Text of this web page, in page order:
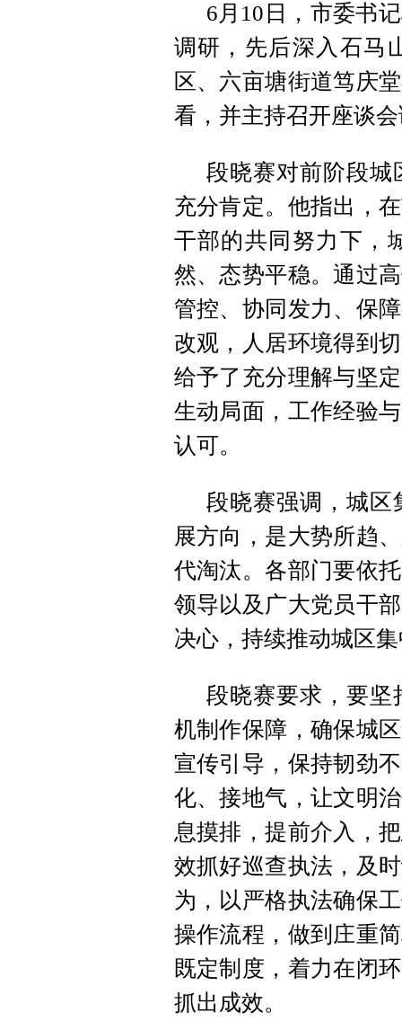
6月10日，市委书
调研，先后深入石马
区、六亩塘街道笃庆
看，并主持召开座谈
段晓赛对前阶段城
充分肯定。他指出，
干部的共同努力下，
然、态势平稳。通过
管控、协同发力、保
改观，人居环境得到
给予了充分理解与坚
生动局面，工作经验
认可。
段晓赛强调，城区
展方向，是大势所趋
代淘汰。各部门要依
领导以及广大党员干
决心，持续推动城区
段晓赛要求，要坚
机制作保障，确保城
宣传引导，保持韧劲
化、接地气，让文明
息摸排，提前介入，
效抓好巡查执法，及
为，以严格执法确保
操作流程，做到庄重
既定制度，着力在闭
抓出成效。